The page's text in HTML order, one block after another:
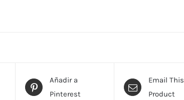
Añadir a
Pinterest
Email This
Product